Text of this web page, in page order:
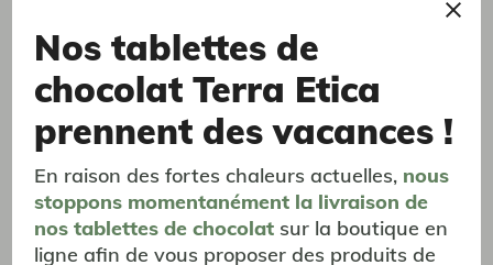
Nos tablettes de
chocolat Terra Etica
prennent des vacances !
En raison des fortes chaleurs actuelles, nous
stoppons momentanément la livraison de
nos tablettes de chocolat sur la boutique en
ligne afin de vous proposer des produits de